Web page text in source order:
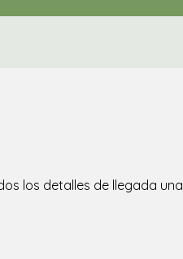
los detalles de llegada una